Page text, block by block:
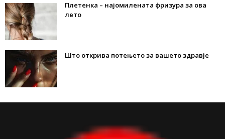
Плетенка – најомилената фризура за ова
лето
Што открива потењето за вашето здравје